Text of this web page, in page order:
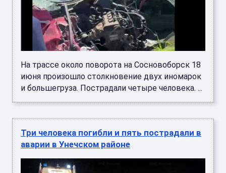
На трассе около поворота на Сосновоборск 18
июня произошло столкновение двух иномарок
и большегруза. Пострадали четыре человека. ...
Три человека погибли и пять пострадали в
аварии в Унечском районе